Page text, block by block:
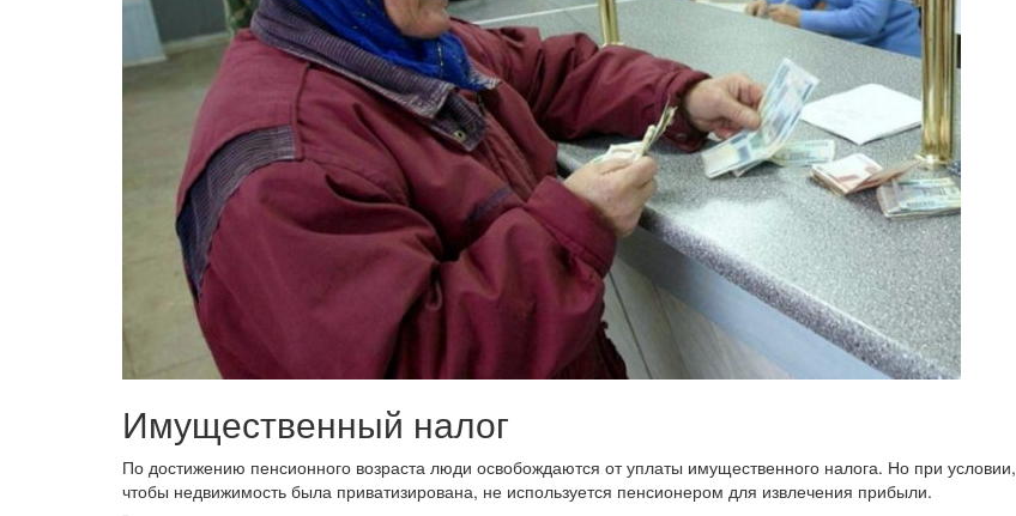
Имущественный налог
По достижению пенсионного возраста люди освобождаются от уплаты имущественного налога. Но при условии,
чтобы недвижимость была приватизирована, не используется пенсионером для извлечения прибыли.